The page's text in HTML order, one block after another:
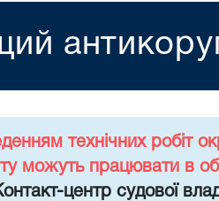
технічних робіт
можуть працювати в
центр судової